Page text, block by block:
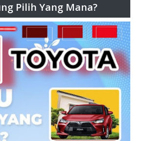
Pilih Yang Mana?